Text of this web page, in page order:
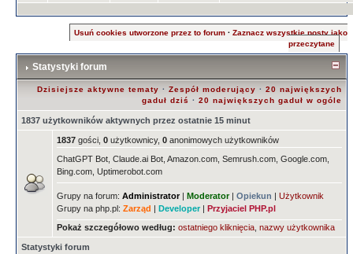
Usuń cookies utworzone przez to forum ·Zaznacz wszystkie posty jako
przeczytane
Statystyki forum
Dzisiejsze aktywne tematy · Zespół moderujący · 20 największych
gaduł dziś · 20 największych gaduł w ogóle
1837 użytkowników aktywnych przez ostatnie 15 minut
1837 gości, 0 użytkownicy, 0 anonimowych użytkowników
ChatGPT Bot, Claude.ai Bot, Amazon.com, Semrush.com, Google.com,
Bing.com, Uptimerobot.com
Grupy na forum: Administrator| Moderator| Opiekun | Użytkownik
Grupy na php.pl: Zarząd | Developer| Przyjaciel PHP.pl
Pokaż szczegółowo według: ostatniego kliknięcia nazwy użytkownika
Statystyki forum